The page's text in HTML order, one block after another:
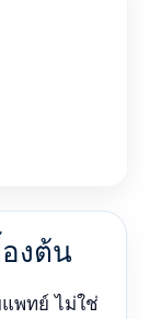
องต้น
พทย์ ไม่ใช่